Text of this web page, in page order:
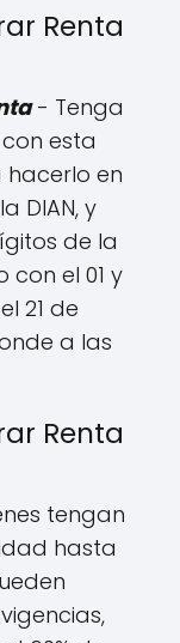
Renta
- Tenga
esta
en
DIAN, y
de la
con el 01 y
21 de
a las
Renta
tengan
hasta